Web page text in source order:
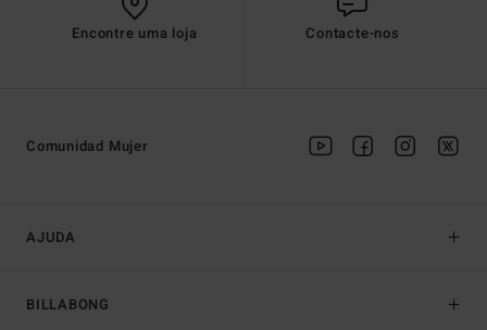
Encontre uma loja Contacte-nos
AJUDA
BILLABONG
Comunidad Mujer